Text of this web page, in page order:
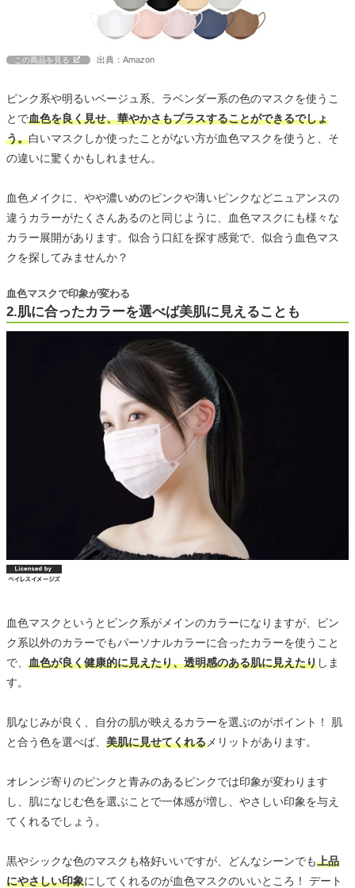
この商品を見る 出典：Amazon
ピンク系や明るいベージュ系、ラベンダー系の色のマスクを使うこ
とで血色を良く見せ、華やかさもプラスすることができるでしょ
う。白いマスクしか使ったことがない方が血色マスクを使うと、そ
の違いに驚くかもしれません。
血色メイクに、やや濃いめのピンクや薄いピンクなどニュアンスの
違うカラーがたくさんあるのと同じように、血色マスクにも様々な
カラー展開があります。似合う口紅を探す感覚で、似合う血色マス
クを探してみませんか？
2.肌に合ったカラーを選べば美肌に見えることも
血色マスクで印象が変わる
血色マスクというとピンク系がメインのカラーになりますが、ピン
ク系以外のカラーでもパーソナルカラーに合ったカラーを使うこと
で、 血色が良く健康的に見えたり、透明感のある肌に見えたりしま
す。
肌なじみが良く、自分の肌が映えるカラーを選ぶのがポイント！ 肌
と合う色を選べば、 美肌に見せてくれる メリットがあります。
オレンジ寄りのピンクと青みのあるピンクでは印象が変わります
し、肌になじむ色を選ぶことで一体感が増し、やさしい印象を与え
てくれるでしょう。
黒やシックな色のマスクも格好いいですが、どんなシーンでも上品
にやさしい印象にしてくれるのが血色マスクのいいところ！ デート